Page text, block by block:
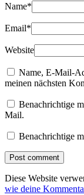
Name*
Email*
Website
Name, E-Mail-
meinen nächsten
Benachrichtige
Mail.
Benachrichtige
Diese Website
wie deine